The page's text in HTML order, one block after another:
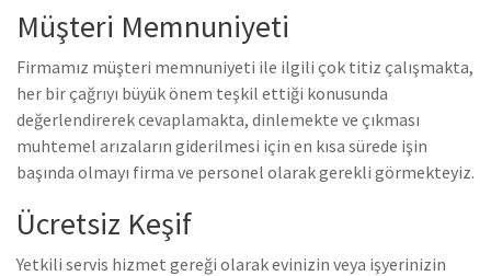
Müşteri Memnuniyeti
Firmamız müşteri memnuniyeti ile ilgili çok titiz çalışmakta,
her bir çağrıyı büyük önem teşkil ettiği konusunda
değerlendirerek cevaplamakta, dinlemekte ve çıkması
muhtemel arızaların giderilmesi için en kısa sürede işin
başında olmayı firma ve personel olarak gerekli görmekteyiz.
Ücretsiz Keşif
Yetkili servis hizmet gereği olarak evinizin veya işyerinizin